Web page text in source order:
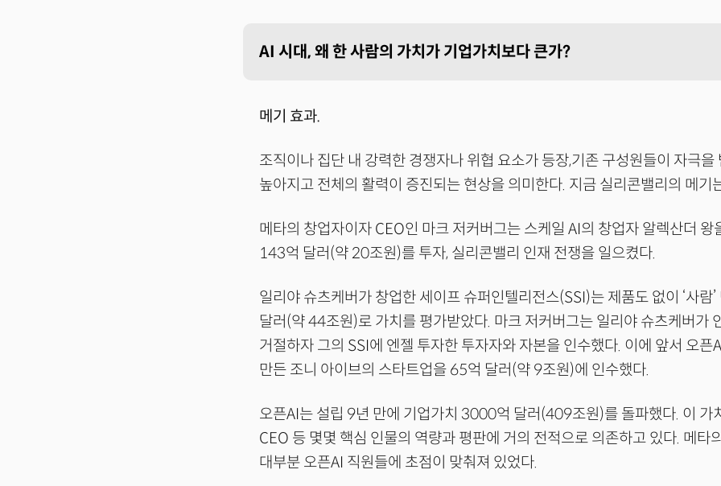
AI 시대, 왜 한 사람의 가치가 기업가치보다 큰가?
메기 효과.
조직이나 집단 내 강력한 경쟁자나 위협 요소가 등장,기존 구성원들이 자극을
높아지고 전체의 활력이 증진되는 현상을 의미한다. 지금 실리콘밸리의 메기
메타의 창업자이자 CEO인 마크 저커버그는 스케일 AI의 창업자 알렉산더 왕
143억 달러(약 20조원)를 투자, 실리콘밸리 인재 전쟁을 일으켰다.
일리야 슈츠케버가 창업한 세이프 슈퍼인텔리전스(SSI)는 제품도 없이 ‘사람
달러(약 44조원)로 가치를 평가받았다. 마크 저커버그는 일리야 슈츠케버가
거절하자 그의 SSI에 엔젤 투자한 투자자와 자본을 인수했다. 이에 앞서 오픈
만든 조니 아이브의 스타트업을 65억 달러(약 9조원)에 인수했다.
오픈AI는 설립 9년 만에 기업가치 3000억 달러(409조원)를 돌파했다. 이 가
CEO 등 몇몇 핵심 인물의 역량과 평판에 거의 전적으로 의존하고 있다. 메타
대부분 오픈AI 직원들에 초점이 맞춰져 있었다.